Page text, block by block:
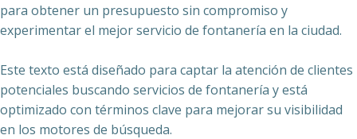
para obtener un presupuesto sin compromiso y
experimentar el mejor servicio de fontanería en la ciudad.
Este texto está diseñado para captar la atención de clientes
potenciales buscando servicios de fontanería y está
optimizado con términos clave para mejorar su visibilidad
en los motores de búsqueda.